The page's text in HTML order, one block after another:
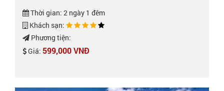
Thời gian: 2 ngày 1 đêm
Khách sạn:
Phương tiện:
Giá: 599,000 VNĐ